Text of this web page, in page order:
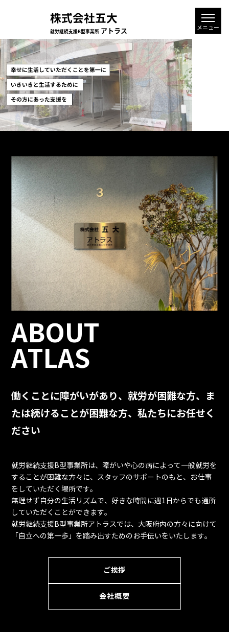
ABOUT
ATLAS
働くことに障がいがあり、就労が困難な方、
ま
たは続けることが困難な方、私たちにお任せく
ださい
就労継続支援B型事業所は、障がいや心の病によって一般就労を
することが困難な方々に、 スタッフのサポートのもと、お仕事
をしていただく場所です。
無理せず自分の生活リズムで、好きな時間に週1日からでも通所
していただくことができます。
就労継続支援B型事業所アトラスでは、大阪府内の方々に向けて
「自立への第一歩」を踏み出すためのお手伝いをいたします。
ご挨拶
会社概要